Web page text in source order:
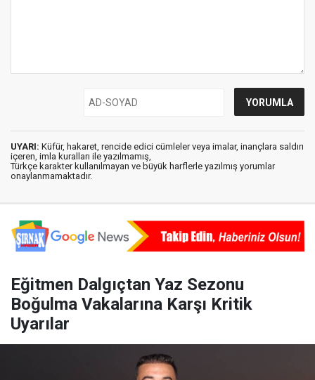
UYARI: Küfür, hakaret, rencide edici cümleler veya imalar, inançlara saldırı
içeren, imla kuralları ile yazılmamış,
Türkçe karakter kullanılmayan ve büyük harflerle yazılmış yorumlar
onaylanmamaktadır.
Eğitmen Dalgıçtan Yaz Sezonu
Boğulma Vakalarına Karşı Kritik
Uyarılar